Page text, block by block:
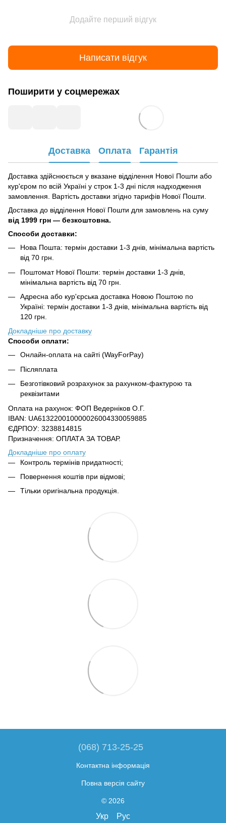
Додайте перший відгук
Написати відгук
Поширити у соцмережах
Доставка Оплата Гарантія
Доставка здійснюється у вказане відділення Нової Пошти або
кур'єром по всій Україні у строк 1-3 дні після надходження
замовлення. Вартість доставки згідно тарифів Нової Пошти.
Доставка до відділення Нової Пошти для замовлень на суму
від 1999 грн — безкоштовна.
Способи доставки:
Нова Пошта: термін доставки 1-3 днів, мінімальна вартість
від 70 грн.
Поштомат Нової Пошти: термін доставки 1-3 днів,
мінімальна вартість від 70 грн.
Адресна або кур'єрська доставка Новою Поштою по
Україні: термін доставки 1-3 днів, мінімальна вартість від
120 грн.
Докладніше про доставку
Способи оплати:
Онлайн-оплата на сайті (WayForPay)
Післяплата
Безготівковий розрахунок за рахунком-фактурою та
реквізитами
Оплата на рахунок: ФОП Ведерніков О.Г.
IBAN: UA613220010000026004330059885
ЄДРПОУ: 3238814815
Призначення: ОПЛАТА ЗА ТОВАР.
Докладніше про оплату
Контроль термінів придатності;
Повернення коштів при відмові;
Тільки оригінальна продукція.
(068) 713-25-25
Контактна інформація
Повна версія сайту
© 2026
Укр Рус